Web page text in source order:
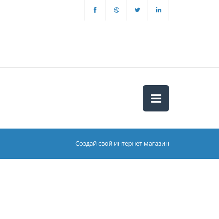
Создай свой интернет магазин